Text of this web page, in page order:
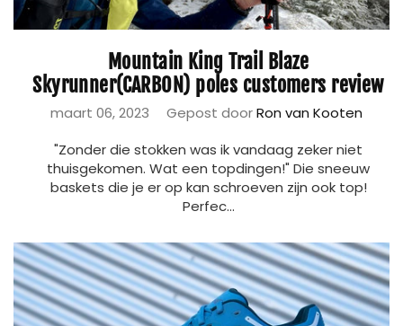
Mountain King Trail Blaze
Skyrunner(CARBON) poles customers review
maart 06, 2023 Gepost doorRon van Kooten
"Zonder die stokken was ik vandaag zeker niet
thuisgekomen. Wat een topdingen!" Die sneeuw
baskets die je er op kan schroeven zijn ook top!
Perfec...